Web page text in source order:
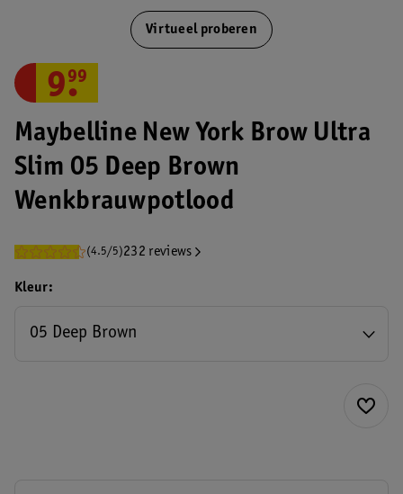
Virtueel proberen
Maybelline New York Brow Ultra
Slim 05 Deep Brown
Wenkbrauwpotlood
(4.5/5)232 reviews
9.
99
Kleur
05 Deep Brown